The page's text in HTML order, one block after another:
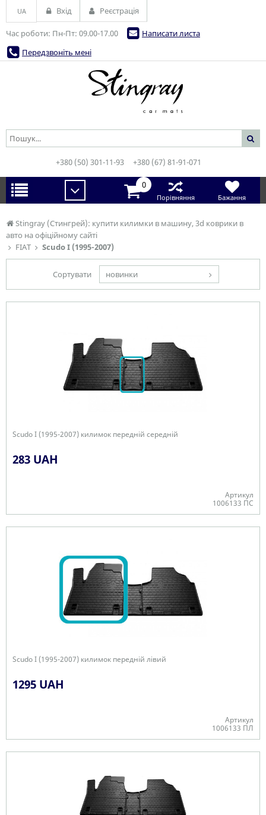
Stingray (Стингрей): купити килимки в машину, 3d коврики в
авто на офіційному сайті
FIAT
Scudo I (1995-2007)
Сортувати новинки
Scudo I (1995-2007) килимок передній середній
283 UAH
Артикул
1006133 ПС
Scudo I (1995-2007) килимок передній лівий
1295 UAH
Артикул
1006133 ПЛ
Час роботи: Пн-Пт: 09.00-17.00
Написати листа
Передзвоніть мені
UA Вхід Реєстрація
+380 (50) 301-11-93 +380 (67) 81-91-071
0
Порівняння Бажання